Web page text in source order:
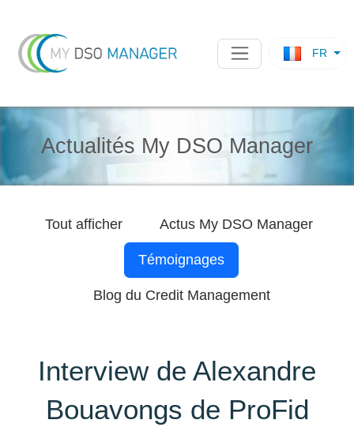
FR
Actualités My DSO Manager
Tout afficher Actus My DSO Manager
Témoignages
Blog du Credit Management
Interview de Alexandre
Bouavongs de ProFid